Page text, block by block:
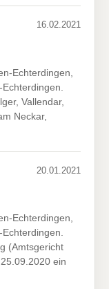
16.02.2021
Echterdingen,
Vallendar,
Neckar,
20.01.2021
Echterdingen,
(Amtsgericht
ein